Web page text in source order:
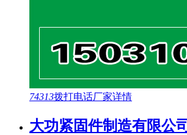
74313拨打电话厂家详情
大功紧固件制造有限公司